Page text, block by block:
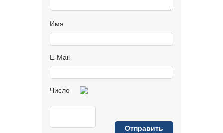
Имя
E-Mail
Число